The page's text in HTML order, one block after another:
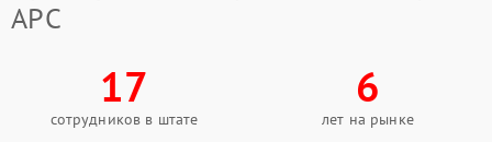
элементов. В сервисный центр APC обращаются и
После замены поврежденных деталей ИБП снова
работает стабильно и безопасно в повседневной
эксплуатации.
APC
17
сотрудников в штате
6
лет на рынке